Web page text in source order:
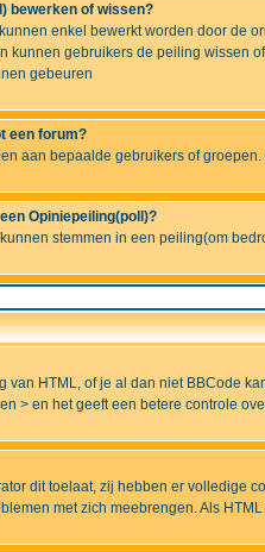
bewerken of wissen?
enkel bewerkt worden door de
kunnen gebruikers de peiling wissen
gebeuren
een forum?
aan bepaalde gebruikers of
Opiniepeiling(poll)?
stemmen in een peiling(om
van HTML, of je al dan niet BBCode
> en het geeft een betere controle
dit toelaat, zij hebben er volledige
met zich meebrengen. Als